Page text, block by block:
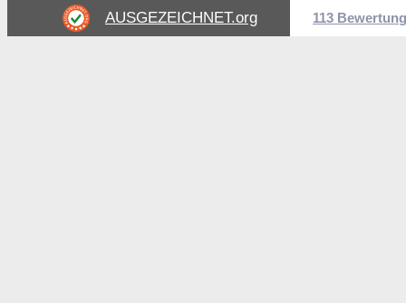
AUSGEZEICHNET.org 113